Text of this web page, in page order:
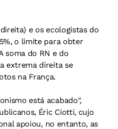
e os ecologistas do
o limite para obter
soma do RN e do
extrema direita se
na França.
está acabado",
Éric Ciotti, cujo
apoiou, no entanto, as